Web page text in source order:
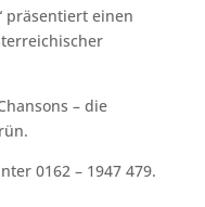
präsentiert einen
– die
0162 – 1947 479.